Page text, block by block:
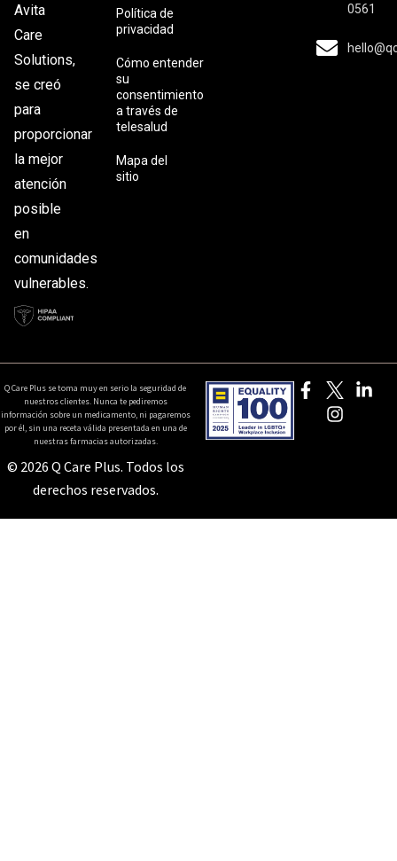
Avita
Care
Solutions,
se creó
para
proporcionar
la mejor
atención
posible
en
comunidades
vulnerables.
Política de
privacidad
Cómo entender
su
consentimiento
a través de
telesalud
Mapa del
sitio
0561
Q Care Plus se toma muy en serio la seguridad de
nuestros clientes. Nunca te pediremos
información sobre un medicamento, ni pagaremos
por él, sin una receta válida presentada en una de
nuestras farmacias autorizadas.
© 2026 Q Care Plus. Todos los
derechos reservados.